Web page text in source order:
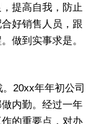
提高自我，防止
好销售人员，跟
做到实事求是。
20xx年年初公司
内勤。经过一年
的重要点，对办